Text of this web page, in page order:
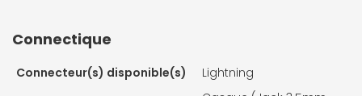
Connectique
Connecteur(s) disponible(s)
Lightning